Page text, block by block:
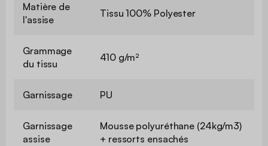
Matière de
l'assise
Tissu 100% Polyester
Grammage
du tissu
410 g/m²
Garnissage PU
Garnissage
assise
Mousse polyuréthane (24kg/m3)
+ ressorts ensachés